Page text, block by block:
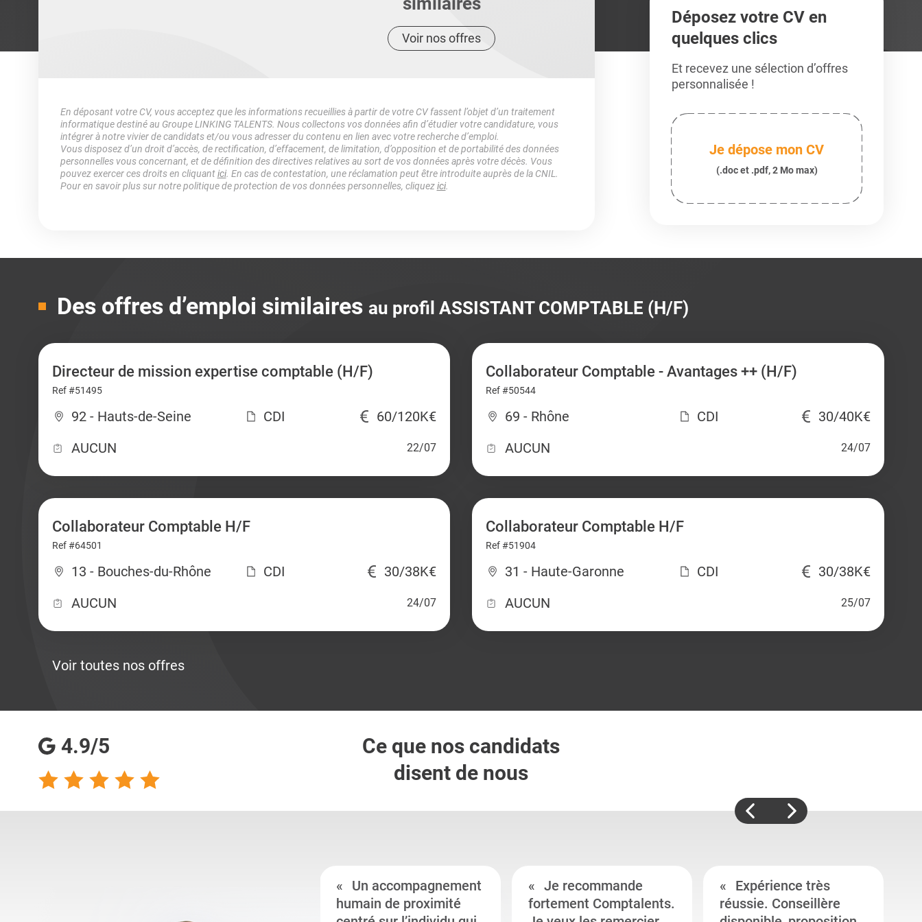
Voir nos offres
En déposant votre CV, vous acceptez que les informations recueillies à partir de votre CV fassent l’objet d’un traitement
informatique destiné au Groupe LINKING TALENTS. Nous collectons vos données afin d’étudier votre candidature, vous
intégrer à notre vivier de candidats et/ou vous adresser du contenu en lien avec votre recherche d’emploi.
Vous disposez d’un droit d’accès, de rectification, d’effacement, de limitation, d’opposition et de portabilité des données
personnelles vous concernant, et de définition des directives relatives au sort de vos données après votre décès. Vous
pouvez exercer ces droits en cliquantici. En cas de contestation, une réclamation peut être introduite auprès de la CNIL.
Pour en savoir plus sur notre politique de protection de vos données personnelles, cliquezici.
Déposez votre CV en
quelques clics
Et recevez une sélection d’offres
personnalisée !
Je dépose mon CV
(.doc et .pdf, 2 Mo max)
Des offres d’emploi similaires au profil ASSISTANT COMPTABLE (H/F)
Directeur de mission expertise comptable (H/F)
Ref #51495
92 - Hauts-de-Seine CDI
60/120K€
AUCUN
22/07
Collaborateur Comptable - Avantages ++ (H/F)
Ref #50544
69 - Rhône CDI
30/40K€
AUCUN
24/07
Collaborateur Comptable H/F
Ref #64501
13 - Bouches-du-Rhône CDI
30/38K€
AUCUN
24/07
Collaborateur Comptable H/F
Ref #51904
31 - Haute-Garonne CDI
30/38K€
AUCUN
25/07
Voir toutes nos offres
4.9/5
Ce que nos candidats
disent de nous
Un accompagnement
humain de proximité
Je recommande
fortement Comptalents.
Expérience très
réussie. Conseillère